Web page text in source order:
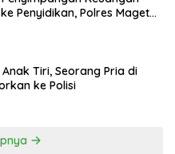
Penyidikan, Polres Magetan
Tiri, Seorang Pria di
ke Polisi